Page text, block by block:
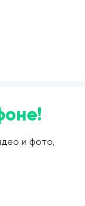
и фото,